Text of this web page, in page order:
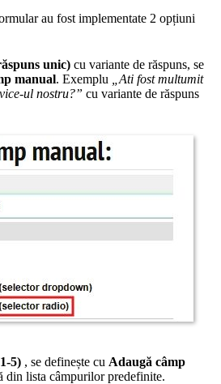
au fost implementate 2 opțiuni
unic) cu variante de răspuns, se
manual. Exemplu
„Ati fost multumit
ul nostru?” cu variante de răspuns
5) , se definește cu Adaugă câmp
din lista câmpurilor predefinite.